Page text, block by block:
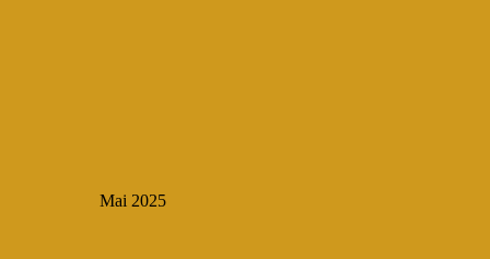
Mai 2025